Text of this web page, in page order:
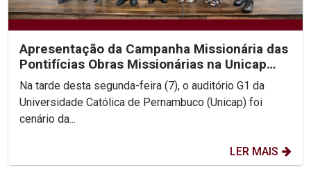
Apresentação da Campanha Missionária das
Pontifícias Obras Missionárias na Unicap
aborda...
Na tarde desta segunda-feira (7), o auditório G1 da
Universidade Católica de Pernambuco (Unicap) foi
cenário da...
LER MAIS